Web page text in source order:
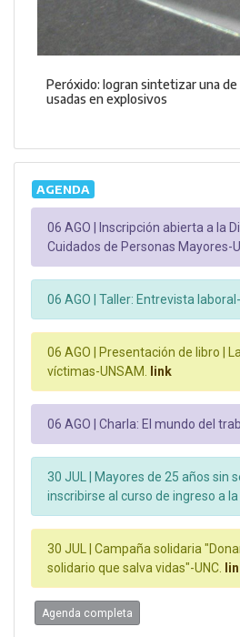
Peróxido: logran sintetizar una de
usadas en explosivos
AGENDA
06 AGO | Inscripción abierta a la
Cuidados de Personas Mayores-
06 AGO | Taller: Entrevista laboral-
06 AGO | Presentación de libro |
víctimas-UNSAM. link
06 AGO | Charla: El mundo del
30 JUL | Mayores de 25 años sin
inscribirse al curso de ingreso a la
30 JUL | Campaña solidaria
solidario que salva vidas"-UNC.
Agenda completa